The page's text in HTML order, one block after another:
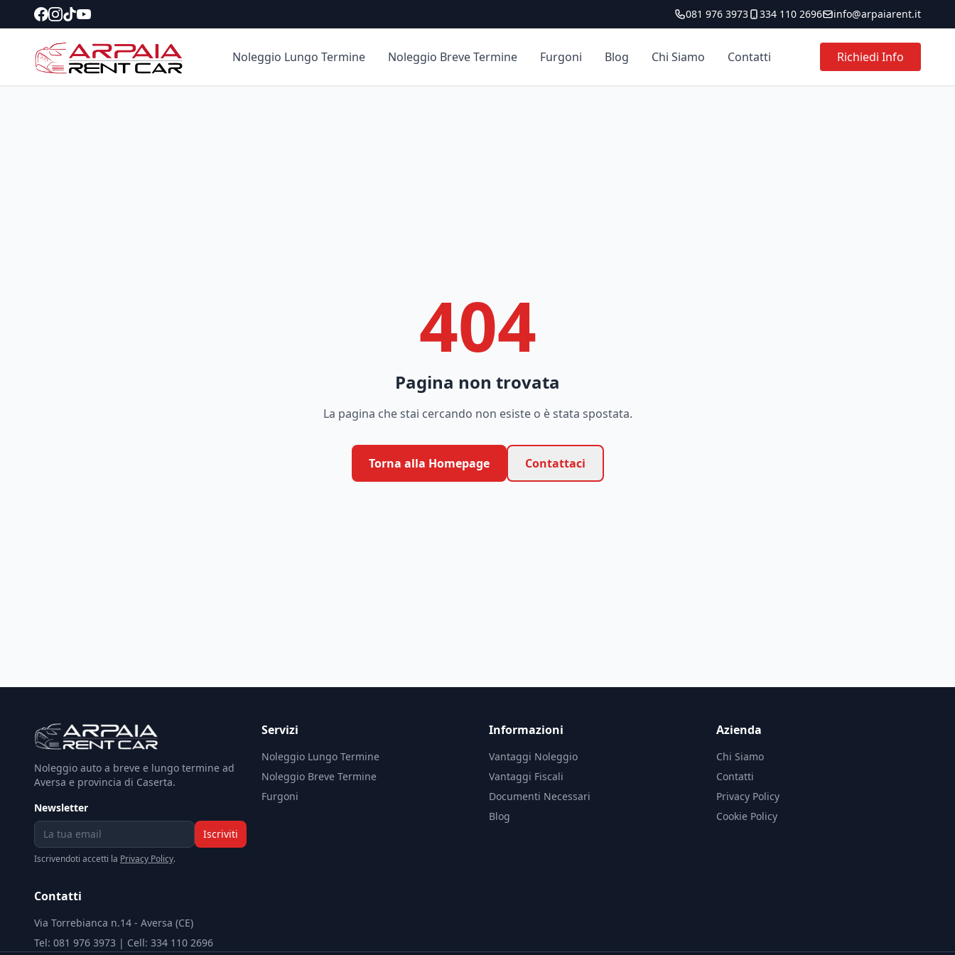
081 976 3973 334 110 2696 info@arpaiarent.it
Noleggio Lungo Termine Noleggio Breve Termine Furgoni Blog Chi Siamo Contatti Richiedi Info
404
Pagina non trovata
La pagina che stai cercando non esiste o è stata spostata.
Torna alla Homepage Contattaci
Noleggio auto a breve e lungo termine ad
Aversa e provincia di Caserta.
Newsletter
Iscriviti
Iscrivendoti accetti la Privacy Policy.
Servizi
Noleggio Lungo Termine
Noleggio Breve Termine
Furgoni
Informazioni
Vantaggi Noleggio
Vantaggi Fiscali
Documenti Necessari
Blog
Azienda
Chi Siamo
Contatti
Privacy Policy
Cookie Policy
Contatti
Via Torrebianca n.14 - Aversa (CE)
Tel: 081 976 3973 | Cell: 334 110 2696